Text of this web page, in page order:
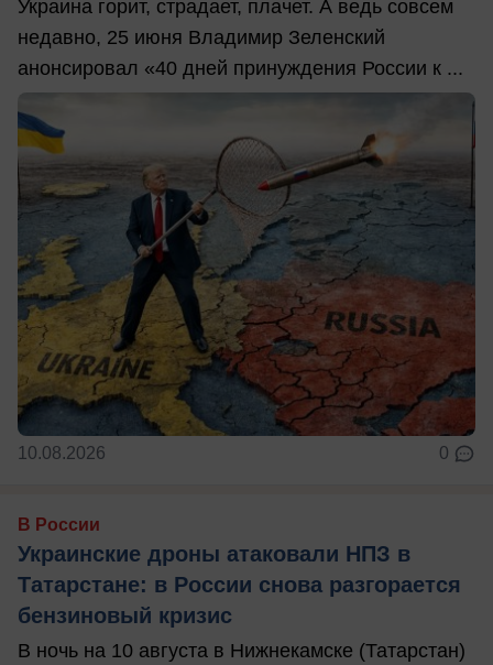
Украина горит, страдает, плачет. А ведь совсем
недавно, 25 июня Владимир Зеленский
анонсировал «40 дней принуждения России к ...
10.08.2026 0
В России
Украинские дроны атаковали НПЗ в
Татарстане: в России снова разгорается
бензиновый кризис
В ночь на 10 августа в Нижнекамске (Татарстан)